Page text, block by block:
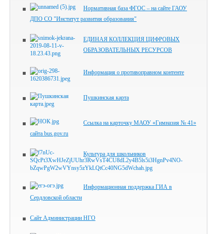
Нормативная база ФГОС – на сайте ГАОУ
ДПО СО "Институт развития образования"
ЕДИНАЯ КОЛЛЕКЦИЯ ЦИФРОВЫХ
ОБРАЗОВАТЕЛЬНЫХ РЕСУРСОВ
Информация о противоправном контенте
Пушкинская карта
Ссылка на карточку МАОУ «Гимназия № 41»
сайта bus.gov.ru
Культура для школьников
Информационная поддержка ГИА в
Сердловской области
Сайт Администрации НГО